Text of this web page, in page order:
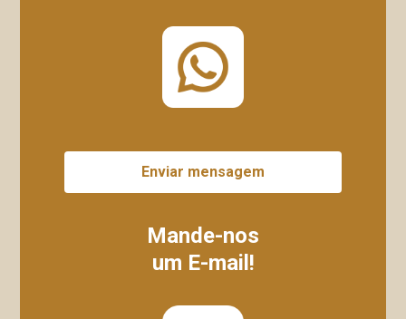
Enviar mensagem
Mande-nos
um E-mail!